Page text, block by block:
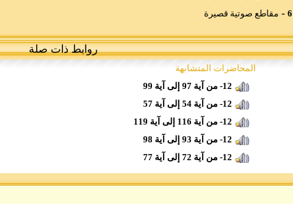
- مقاطع صوتية قصيرة
روابط ذات صلة
المحاضرات المتشابهة
12- من آية 97 إلى آية 99
12- من آية 54 إلى آية 57
12- من آية 116 إلى آية 119
12- من آية 93 إلى آية 98
12- من آية 72 إلى آية 77